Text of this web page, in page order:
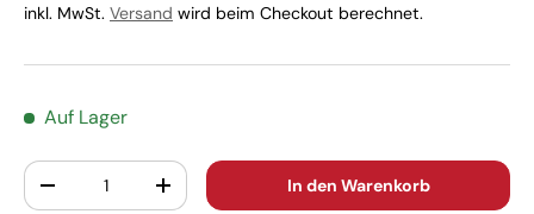
inkl. MwSt. Versand wird beim Checkout berechnet.
Auf Lager
Anzahl
+ In den Warenkorb